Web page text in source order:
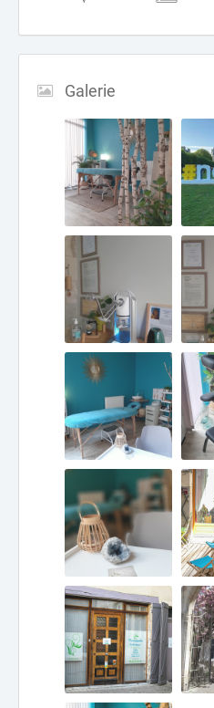
Galerie